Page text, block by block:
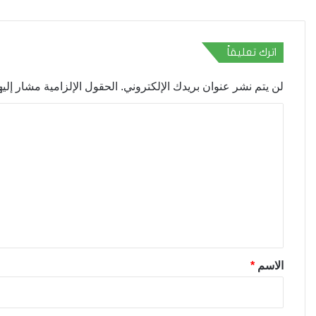
اترك تعليقاً
لن يتم نشر عنوان بريدك الإلكتروني. الحقول الإلزامية مشار
*الاسم *